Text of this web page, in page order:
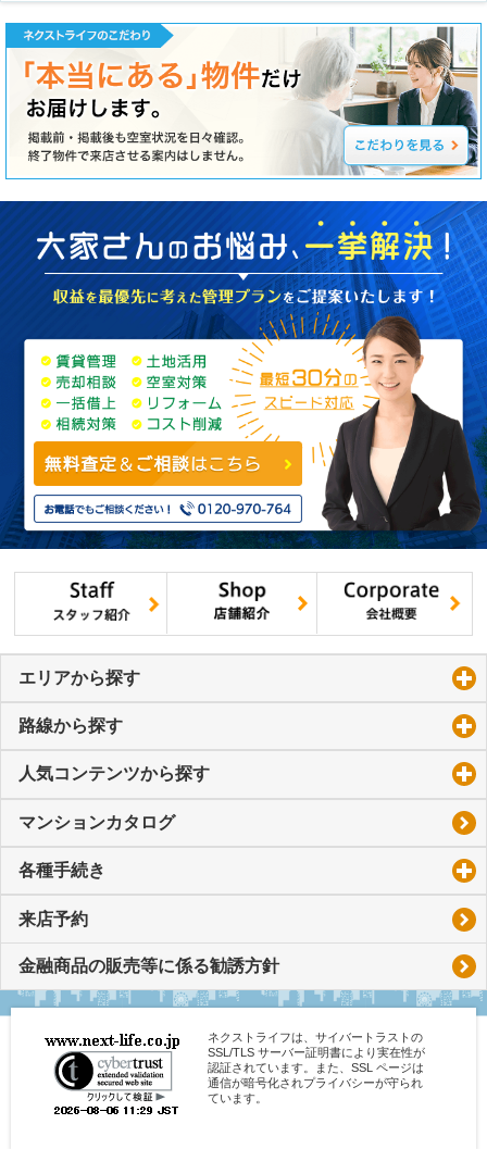
エリアから探す
路線から探す
人気コンテンツから探す
マンションカタログ
各種手続き
来店予約
金融商品の販売等に係る勧誘方針
ネクストライフは、サイバートラストの
SSL/TLS サーバー証明書により実在性が
認証されています。また、SSL ページは
通信が暗号化されプライバシーが守られ
ています。